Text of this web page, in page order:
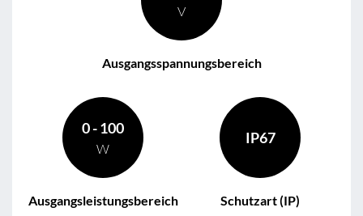
V
Ausgangsspannungsbereich
0 - 100
W
Ausgangsleistungsbereich
IP67
Schutzart (IP)